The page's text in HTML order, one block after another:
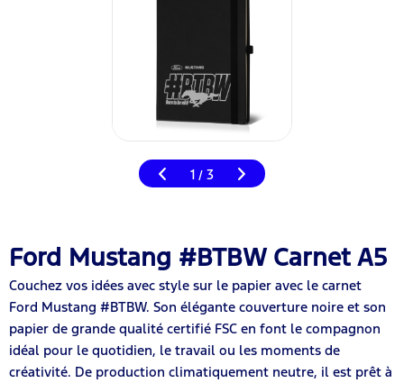
1 / 3
Ford Mustang #BTBW Carnet A5
Couchez vos idées avec style sur le papier avec le carnet
Ford Mustang #BTBW. Son élégante couverture noire et son
papier de grande qualité certifié FSC en font le compagnon
idéal pour le quotidien, le travail ou les moments de
créativité. De production climatiquement neutre, il est prêt à